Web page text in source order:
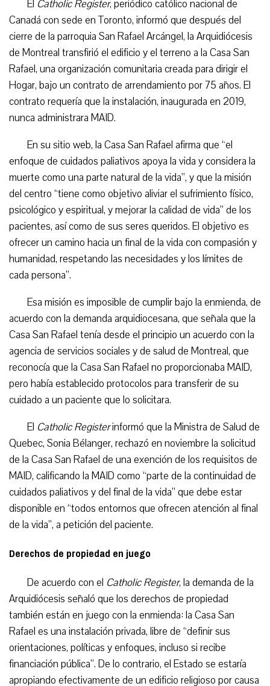
El Catholic Register, periódico católico nacional de
Canadá con sede en Toronto, informó que después del
cierre de la parroquia San Rafael Arcángel, la Arquidiócesis
de Montreal transfirió el edificio y el terreno a la Casa San
Rafael, una organización comunitaria creada para dirigir el
Hogar, bajo un contrato de arrendamiento por 75 años. El
contrato requería que la instalación, inaugurada en 2019,
nunca administrara MAID.
En su sitio web, la Casa San Rafael afirma que “el
enfoque de cuidados paliativos apoya la vida y considera la
muerte como una parte natural de la vida”, y que la misión
del centro “tiene como objetivo aliviar el sufrimiento físico,
psicológico y espiritual, y mejorar la calidad de vida” de los
pacientes, así como de sus seres queridos. El objetivo es
ofrecer un camino hacia un final de la vida con compasión y
humanidad, respetando las necesidades y los límites de
cada persona”.
Esa misión es imposible de cumplir bajo la enmienda, de
acuerdo con la demanda arquidiocesana, que señala que la
Casa San Rafael tenía desde el principio un acuerdo con la
agencia de servicios sociales y de salud de Montreal, que
reconocía que la Casa San Rafael no proporcionaba MAID,
pero había establecido protocolos para transferir de su
cuidado a un paciente que lo solicitara.
El Catholic Registerinformó que la Ministra de Salud de
Quebec, Sonia Bélanger, rechazó en noviembre la solicitud
de la Casa San Rafael de una exención de los requisitos de
MAID, calificando la MAID como “parte de la continuidad de
cuidados paliativos y del final de la vida” que debe estar
disponible en “todos entornos que ofrecen atención al final
de la vida”, a petición del paciente.
Derechos de propiedad en juego
De acuerdo con el Catholic Register, la demanda de la
Arquidiócesis señaló que los derechos de propiedad
también están en juego con la enmienda: la Casa San
Rafael es una instalación privada, libre de “definir sus
orientaciones, políticas y enfoques, incluso si recibe
financiación pública”. De lo contrario, el Estado se estaría
apropiando efectivamente de un edificio religioso por causa